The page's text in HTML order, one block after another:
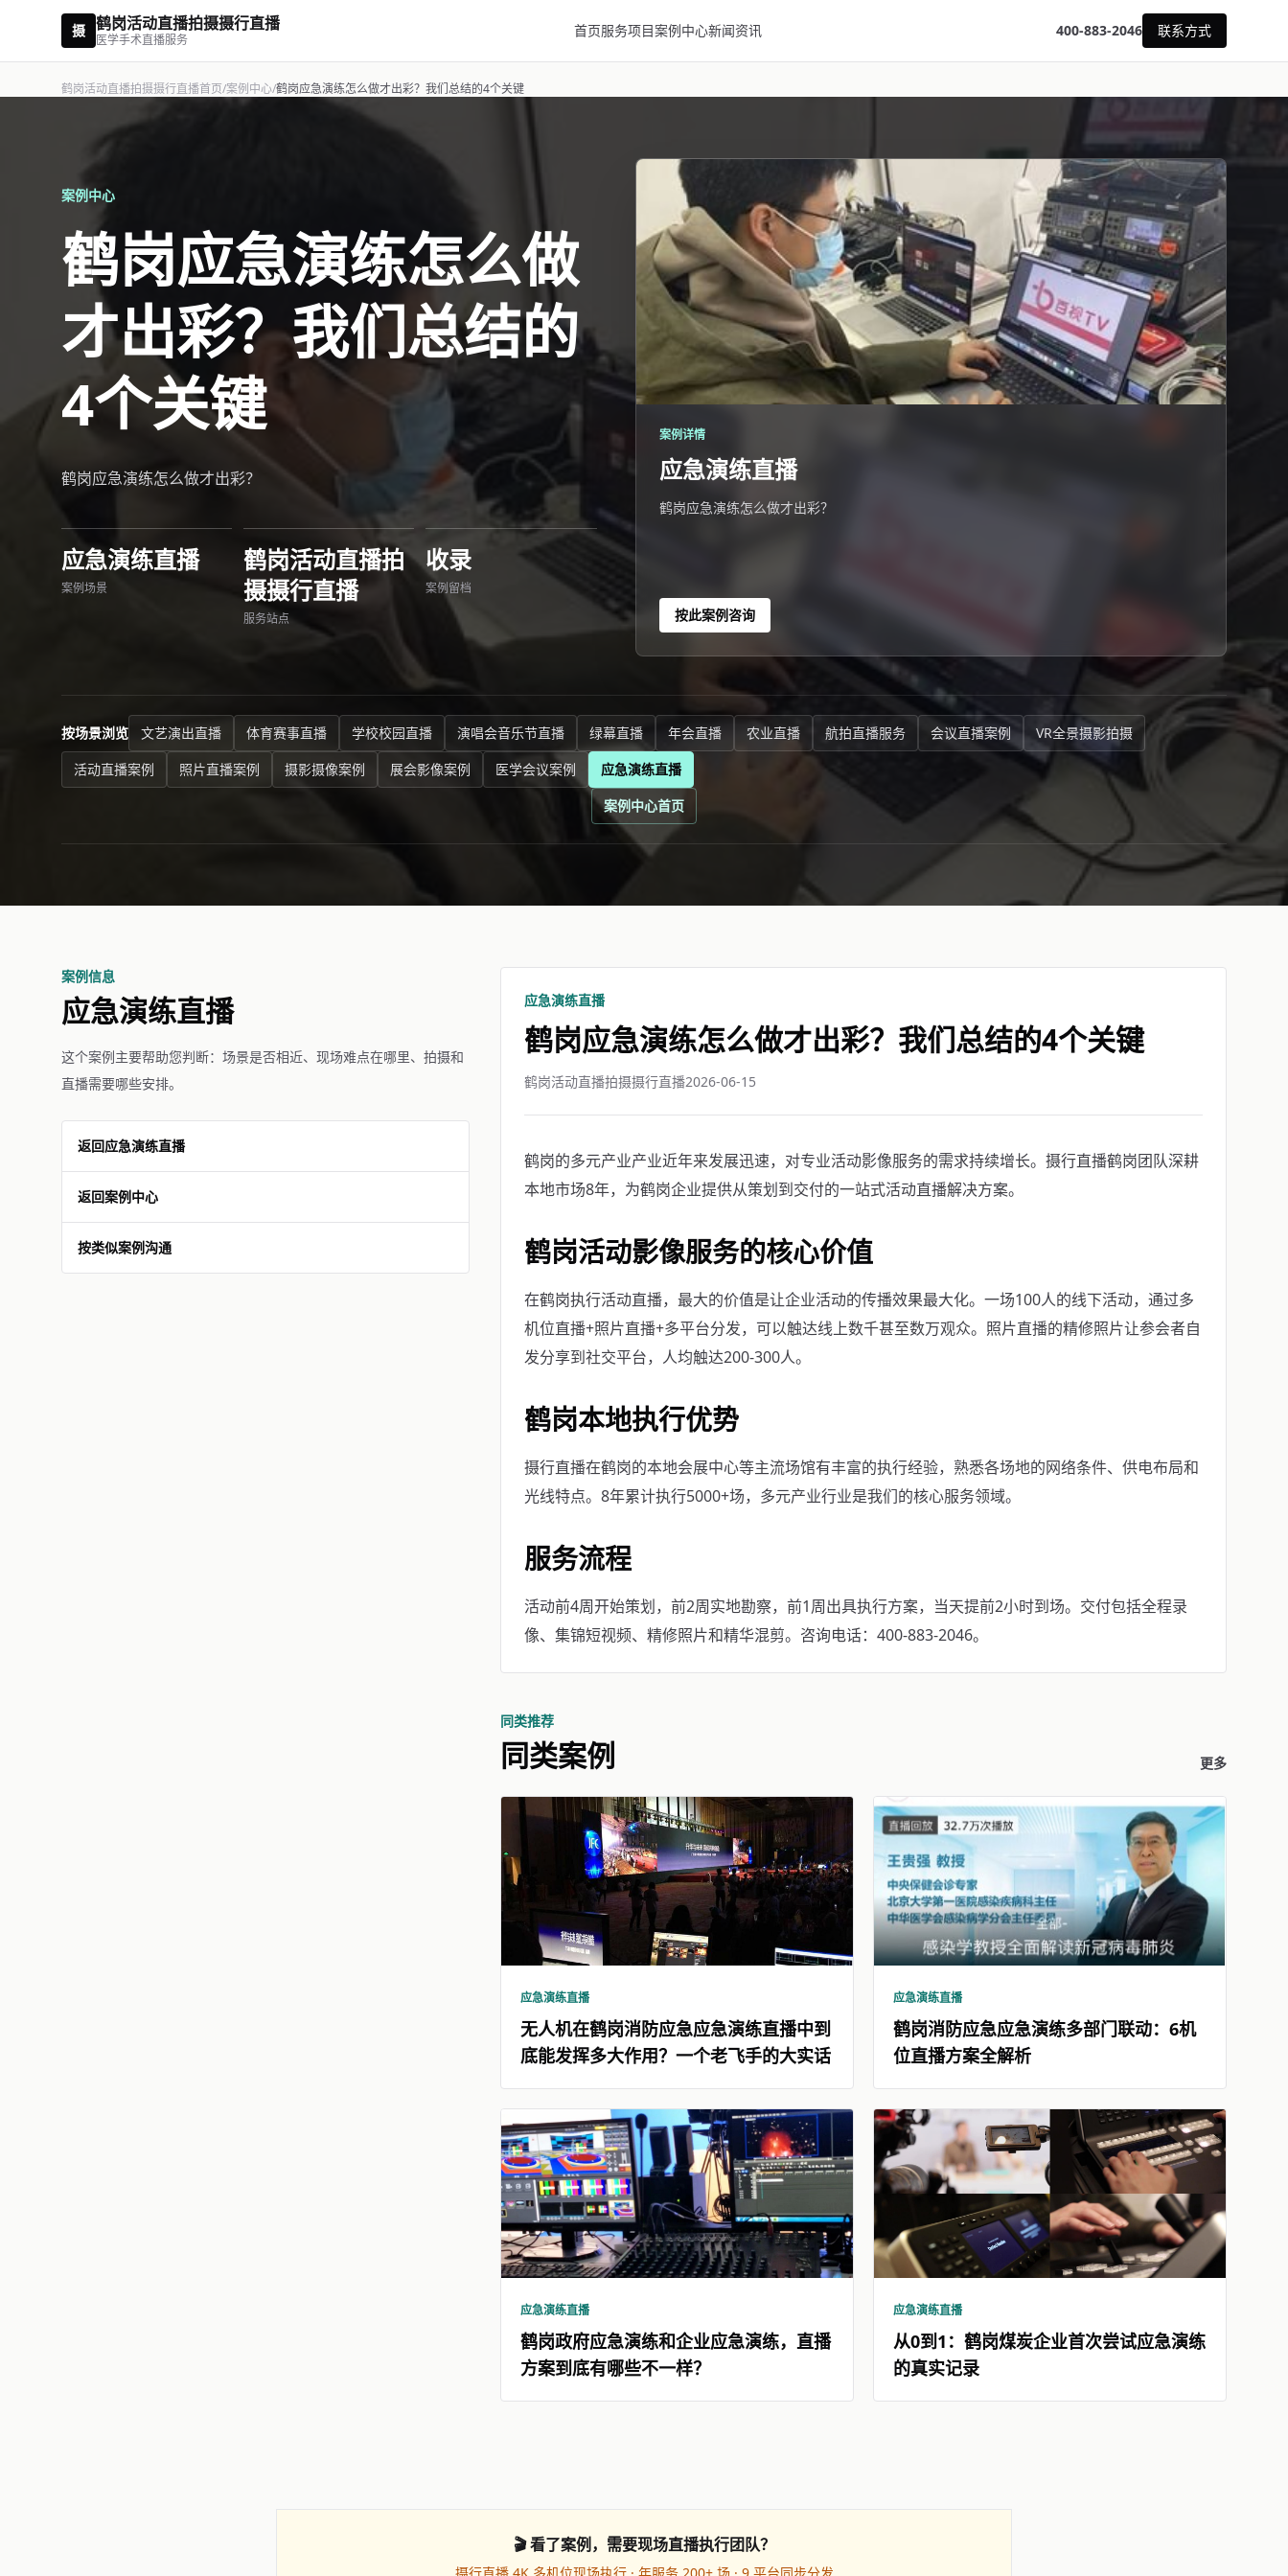
摄 鹤岗活动直播拍摄摄行直播
医学手术直播服务
首页服务项目案例中心新闻资讯 400-883-2046 联系方式
鹤岗活动直播拍摄摄行直播首页/案例中心/鹤岗应急演练怎么做才出彩？我们总结的4个关键
案例中心
鹤岗应急演练怎么做
才出彩？我们总结的
4个关键
鹤岗应急演练怎么做才出彩？
应急演练直播
案例场景
鹤岗活动直播拍
摄摄行直播
服务站点
收录
案例留档
案例详情
应急演练直播
鹤岗应急演练怎么做才出彩？
按此案例咨询
按场景浏览 文艺演出直播 体育赛事直播 学校校园直播 演唱会音乐节直播 绿幕直播 年会直播 农业直播 航拍直播服务 会议直播案例
VR全景摄影拍摄
活动直播案例
照片直播案例 摄影摄像案例 展会影像案例 医学会议案例
应急演练直播
案例中心首页
案例信息
应急演练直播
这个案例主要帮助您判断：场景是否相近、现场难点在哪里、拍摄和
直播需要哪些安排。
返回应急演练直播
返回案例中心
按类似案例沟通
应急演练直播
鹤岗应急演练怎么做才出彩？我们总结的4个关键
鹤岗活动直播拍摄摄行直播2026-06-15
鹤岗的多元产业产业近年来发展迅速，对专业活动影像服务的需求持续增长。摄行直播鹤岗团队深耕
本地市场8年，为鹤岗企业提供从策划到交付的一站式活动直播解决方案。
鹤岗活动影像服务的核心价值
在鹤岗执行活动直播，最大的价值是让企业活动的传播效果最大化。一场100人的线下活动，通过多
机位直播+照片直播+多平台分发，可以触达线上数千甚至数万观众。照片直播的精修照片让参会者自
发分享到社交平台，人均触达200-300人。
鹤岗本地执行优势
摄行直播在鹤岗的本地会展中心等主流场馆有丰富的执行经验，熟悉各场地的网络条件、供电布局和
光线特点。8年累计执行5000+场，多元产业行业是我们的核心服务领域。
服务流程
活动前4周开始策划，前2周实地勘察，前1周出具执行方案，当天提前2小时到场。交付包括全程录
像、集锦短视频、精修照片和精华混剪。咨询电话：400-883-2046。
同类推荐
同类案例 更多
应急演练直播
无人机在鹤岗消防应急应急演练直播中到
底能发挥多大作用？一个老飞手的大实话
应急演练直播
鹤岗消防应急应急演练多部门联动：6机
位直播方案全解析
应急演练直播
鹤岗政府应急演练和企业应急演练，直播
方案到底有哪些不一样？
应急演练直播
从0到1：鹤岗煤炭企业首次尝试应急演练
的真实记录
🎬 看了案例，需要现场直播执行团队？